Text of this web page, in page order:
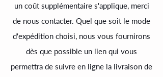
un coût supplémentaire s'applique, merci
de nous contacter. Quel que soit le mode
d'expédition choisi, nous vous fournirons
dès que possible un lien qui vous
permettra de suivre en ligne la livraison de